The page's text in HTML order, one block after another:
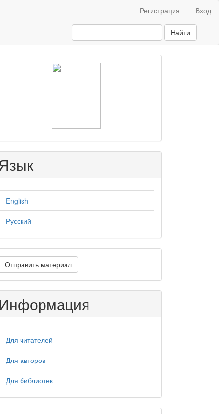
Регистрация Вход
Найти
English
Русский
Отправить материал
Информация
Для читателей
Для авторов
Для библиотек